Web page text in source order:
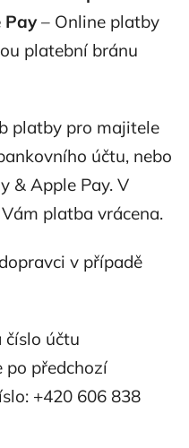
Pay– Online platby
platební bránu
platby pro majitele
účtu, nebo
& Apple Pay. V
platba vrácena.
v případě
číslo účtu
po předchozí
+420 606 838